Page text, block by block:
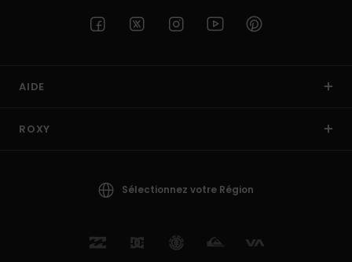
AIDE
ROXY
Sélectionnez votre Région